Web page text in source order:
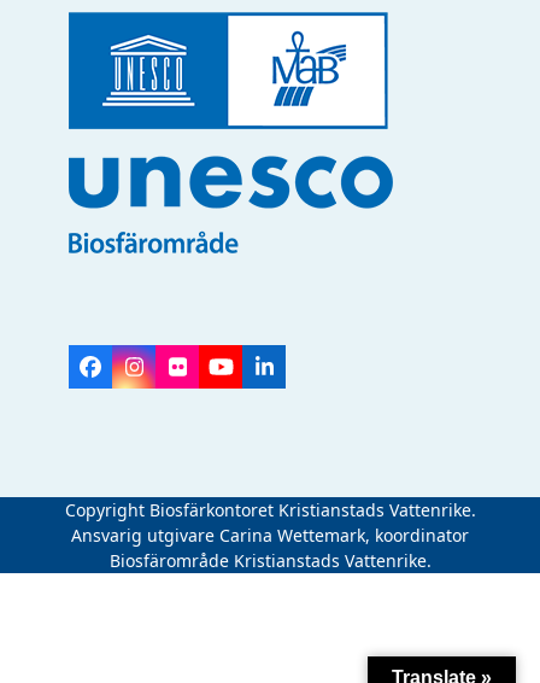
Facebook
Instagram
FlickrYouTubeLinkedIn
Copyright Biosfärkontoret Kristianstads Vattenrike.
Ansvarig utgivare Carina Wettemark, koordinator
Biosfärområde Kristianstads Vattenrike.
Translate »